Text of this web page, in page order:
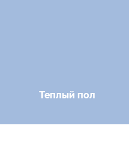
Теплый пол